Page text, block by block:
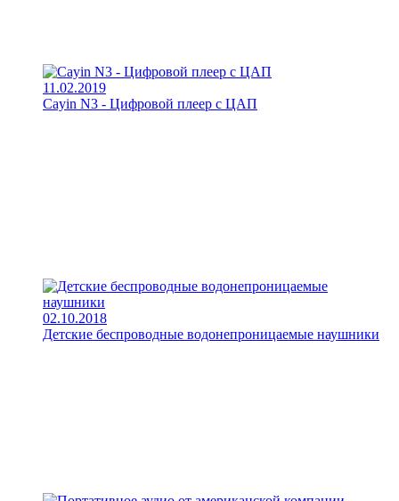
11.02.2019
Cayin N3 - Цифровой плеер с ЦАП
02.10.2018
Детские беспроводные водонепроницаемые наушники